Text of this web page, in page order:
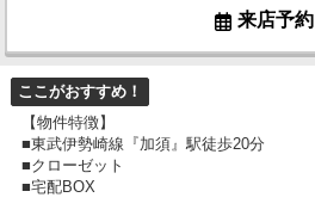
来店予約
ここがおすすめ！
【物件特徴】
■東武伊勢崎線『加須』駅徒歩20分
■クローゼット
■宅配BOX